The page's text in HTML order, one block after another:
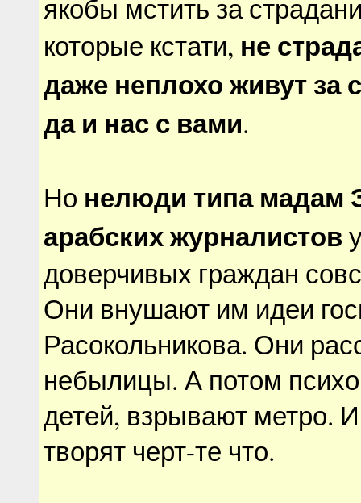
якобы мстить за
которые кстати, не
даже неплохо живут за
да и нас с вами.
Но нелюди типа мадам
арабских журналистов
доверчивых граждан
Они внушают им идеи
Расокольникова. Они
небылицы. А потом
детей, взрывают метро.
творят черт-те что.